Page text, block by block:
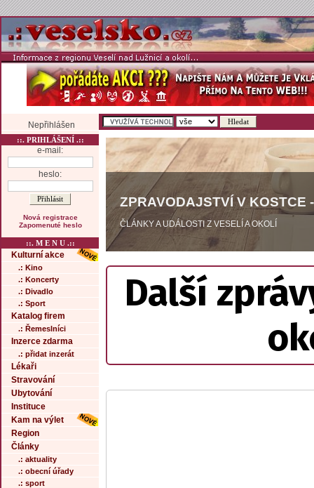
Nepřihlášen
::. PRIHLÁŠENÍ .::
e-mail:
heslo:
Nová registrace
Zapomenuté heslo
::. M E N U .::
Kulturní akce
.: Kino
.: Koncerty
.: Divadlo
.: Sport
Katalog firem
.: Řemeslníci
Inzerce zdarma
.: přidat inzerát
Lékaři
Stravování
Ubytování
Instituce
Kam na výlet
Region
Články
.: aktuality
.: obecní úřady
.: sport
ZPRAVODAJSTVÍ V KOSTCE
ČLÁNKY A UDÁLOSTI Z VESELÍ A OKOLÍ
Další